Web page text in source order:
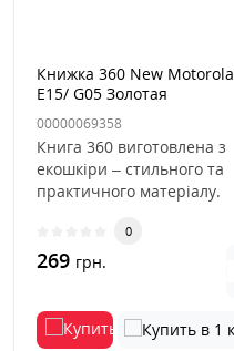
Книжка 360 New Motorola
E15/ G05 Золотая
00000069358
Книга 360 виготовлена з
екошкіри – стильного та
практичного матеріалу.
0
269 грн.